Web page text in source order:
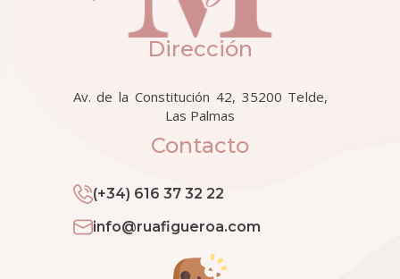
Dirección
Av. de la Constitución 42, 35200 Telde,
Las Palmas
Contacto
(+34) 616 37 32 22
info@ruafigueroa.com